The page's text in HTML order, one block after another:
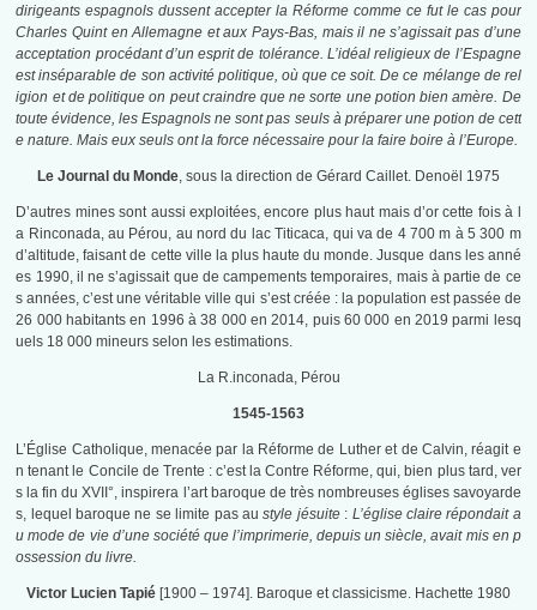
dirigeants espagnols dussent accepter la Réforme comme ce fut le cas pour
Charles Quint en Allemagne et aux Pays-Bas, mais il ne s’agissait pas d’une
acceptation procédant d’un esprit de tolérance. L’idéal religieux de l’Espagne
est inséparable de son activité politique, où que ce soit. De ce mélange de rel
igion et de politique on peut craindre que ne sorte une potion bien amère. De
toute évidence, les Espagnols ne sont pas seuls à préparer une potion de cett
e nature. Mais eux seuls ont la force nécessaire pour la faire boire à l’Europe.
Le Journal du Monde, sous la direction de Gérard Caillet. Denoël 1975
D’autres mines sont aussi exploitées, encore plus haut mais d’or cette fois à l
a Rinconada, au Pérou, au nord du lac Titicaca, qui va de 4 700 m à 5 300 m
d’altitude, faisant de cette ville la plus haute du monde. Jusque dans les anné
es 1990, il ne s’agissait que de campements temporaires, mais à partie de ce
s années, c’est une véritable ville qui s’est créée : la population est passée de
26 000 habitants en 1996 à 38 000 en 2014, puis 60 000 en 2019 parmi lesq
uels 18 000 mineurs selon les estimations.
La R.inconada, Pérou
1545-1563
L’Église Catholique, menacée par la Réforme de Luther et de Calvin, réagit e
n tenant le Concile de Trente : c’est la Contre Réforme, qui, bien plus tard, ver
s la fin du XVII°, inspirera l’art baroque de très nombreuses églises savoyarde
s, lequel baroque ne se limite pas austyle jésuite : L’église claire répondait a
u mode de vie d’une société que l’imprimerie, depuis un siècle, avait mis en p
ossession du livre.
Victor Lucien Tapié [1900 – 1974]. Baroque et classicisme. Hachette 1980